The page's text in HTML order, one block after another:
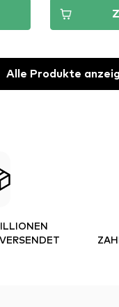
Alle Produkte